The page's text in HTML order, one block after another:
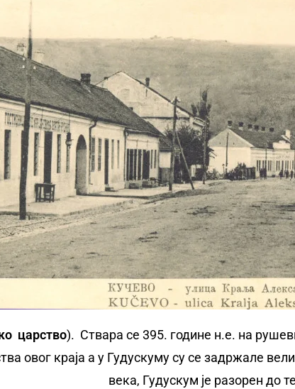
царство). Ствара се 395. године н.е. на
овог краја а у Гудускуму су се задржале
века, Гудускум је разорен до